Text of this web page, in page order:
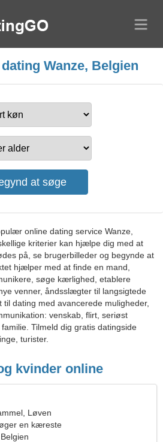
Wanze, Belgien
online dating service Wanze,
kriterier kan hjælpe dig med at
på, se brugerbilleder og begynde at
hjælper med at finde en mand,
søge kærlighed, etablere
venner, åndsslægter til langsigtede
dating med avancerede muligheder,
venskab, flirt, seriøst
Tilmeld dig gratis datingside
turister.
kvinder online
Løven
en kæreste